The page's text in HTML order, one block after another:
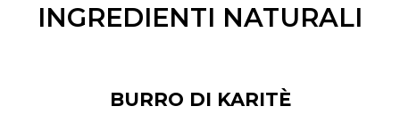
INGREDIENTI NATURALI
BURRO DI KARITÈ